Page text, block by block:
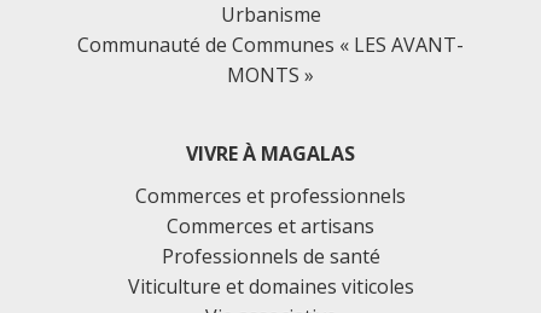
Urbanisme
Communauté de Communes « LES AVANT-
MONTS »
VIVRE À MAGALAS
Commerces et professionnels
Commerces et artisans
Professionnels de santé
Viticulture et domaines viticoles